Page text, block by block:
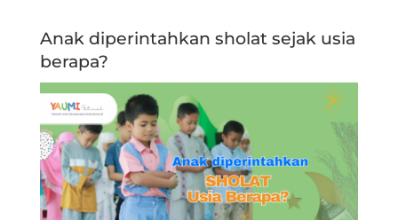
Anak diperintahkan sholat sejak usia
berapa?